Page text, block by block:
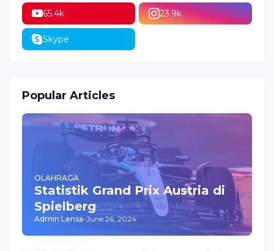
65.4k 23.9k
Skype
Popular Articles
OLAHRAGA
Statistik Grand Prix Austria di
Spielberg
Admin Lensa-June 26, 2024